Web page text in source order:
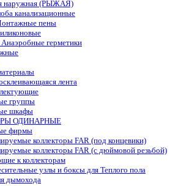
наружная (РЫЖАЯ)
канализационные
пены
герметики
лента
группы
шкафы
ОДИНАРНЫЕ
фирмы
коллекторы FAR (под концевики)
коллекторы FAR (с дюймовой резьбой)
к коллекторам
узлы и боксы для Теплого пола
дымохода